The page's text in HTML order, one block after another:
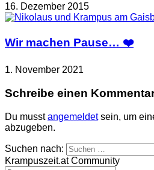
16. Dezember 2015
Wir machen Pause… ❤️
1. November 2021
Schreibe einen
Du musstangemeldetsein, um
abzugeben.
Suchen nach:
Krampuszeit.at Community